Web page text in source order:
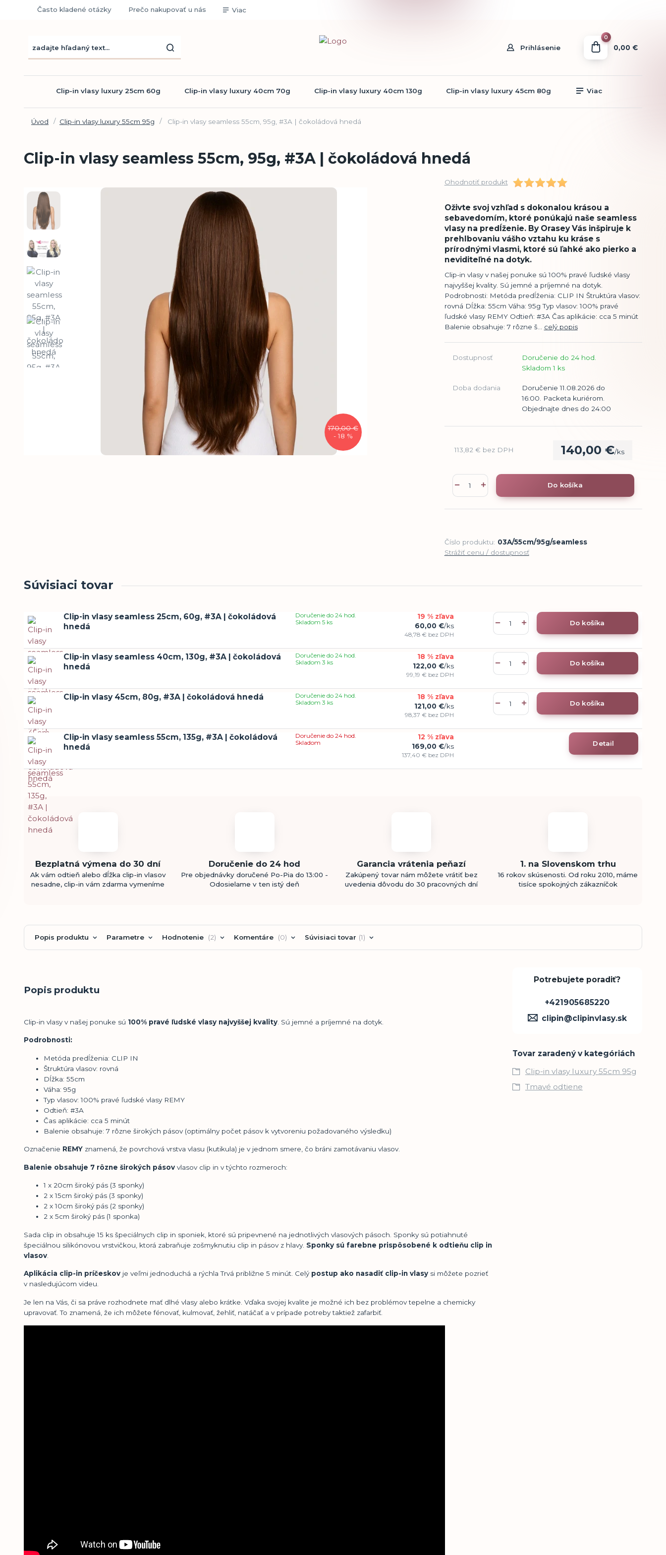
Často kladené otázky Prečo nakupovať u nás Viac
Prihlásenie
0
0,00 €
Clip-in vlasy luxury 25cm 60g Clip-in vlasy luxury 40cm 70g Clip-in vlasy luxury 40cm 130g Clip-in vlasy luxury 45cm 80g Viac
Úvod Clip-in vlasy luxury 55cm 95g Clip-in vlasy seamless 55cm, 95g, #3A | čokoládová hnedá
Clip-in vlasy seamless 55cm, 95g, #3A | čokoládová hnedá
170,00 €
- 18 %
Ohodnotiť produkt
Oživte svoj vzhľad s dokonalou krásou a
sebavedomím, ktoré ponúkajú naše seamless
vlasy na predĺženie. By Orasey Vás inšpiruje k
prehlbovaniu vášho vztahu ku kráse s
prírodnými vlasmi, ktoré sú ľahké ako pierko a
neviditeľné na dotyk.
Clip-in vlasy v našej ponuke sú 100% pravé ľudské vlasy
najvyššej kvality. Sú jemné a príjemné na dotyk.
Podrobnosti: Metóda predĺženia: CLIP IN Štruktúra vlasov:
rovná Dĺžka: 55cm Váha: 95g Typ vlasov: 100% pravé
ľudské vlasy REMY Odtieň: #3A Čas aplikácie: cca 5 minút
Balenie obsahuje: 7 rôzne š... celý popis
Dostupnosť
Doručenie do 24 hod.
Skladom 1 ks
Doba dodania
Doručenie 11.08.2026 do
16:00. Packeta kuriérom.
Objednajte dnes do 24:00
140,00 €/ks
113,82 € bez DPH
Do košíka
Číslo produktu: 03A/55cm/95g/seamless
Strážiť cenu / dostupnosť
Súvisiaci tovar
Clip-in vlasy seamless 25cm, 60g, #3A | čokoládová
hnedá
19 % zľava
60,00 €/ks
48,78 € bez DPH
Doručenie do 24 hod.
Skladom 5 ks
Do košíka
Clip-in vlasy seamless 40cm, 130g, #3A | čokoládová
hnedá
18 % zľava
122,00 €/ks
99,19 € bez DPH
Doručenie do 24 hod.
Skladom 3 ks
Do košíka
Clip-in vlasy 45cm, 80g, #3A | čokoládová hnedá
18 % zľava
121,00 €/ks
98,37 € bez DPH
Doručenie do 24 hod.
Skladom 3 ks
Do košíka
Clip-in vlasy seamless 55cm, 135g, #3A | čokoládová
hnedá
12 % zľava
169,00 €/ks
137,40 € bez DPH
Doručenie do 24 hod.
Skladom
Detail
Bezplatná výmena do 30 dní
Ak vám odtieň alebo dĺžka clip-in vlasov
nesadne, clip-in vám zdarma vymeníme
Doručenie do 24 hod
Pre objednávky doručené Po-Pia do 13:00 -
Odosielame v ten istý deň
Garancia vrátenia peňazí
Zakúpený tovar nám môžete vrátiť bez
uvedenia dôvodu do 30 pracovných dní
1. na Slovenskom trhu
16 rokov skúsenosti. Od roku 2010, máme
tisíce spokojných zákazníčok
Popis produktu Parametre Hodnotenie 2 Komentáre 0 Súvisiaci tovar 1
Popis produktu
Clip-in vlasy v našej ponuke sú 100% pravé ľudské vlasy najvyššej kvality . Sú jemné a príjemné na dotyk.
Podrobnosti:
Metóda predĺženia: CLIP IN
Štruktúra vlasov: rovná
Dĺžka: 55cm
Váha: 95g
Typ vlasov: 100% pravé ľudské vlasy REMY
Odtieň: #3A
Čas aplikácie: cca 5 minút
Balenie obsahuje: 7 rôzne širokých pásov (optimálny počet pásov k vytvoreniu požadovaného výsledku)
Označenie REMY znamená, že povrchová vrstva vlasu (kutikula) je v jednom smere, čo bráni zamotávaniu vlasov.
Balenie obsahuje 7 rôzne širokých pásov vlasov clip in v týchto rozmeroch:
1 x 20cm široký pás (3 sponky)
2 x 15cm široký pás (3 sponky)
2 x 10cm široký pás (2 sponky)
2 x 5cm široký pás (1 sponka)
Sada clip in obsahuje 15 ks špeciálnych clip in sponiek, ktoré sú pripevnené na jednotlivých vlasových pásoch. Sponky sú potiahnuté
špeciálnou silikónovou vrstvičkou, ktorá zabraňuje zošmyknutiu clip in pásov z hlavy. Sponky sú farebne prispôsobené k odtieňu clip in
vlasov
Aplikácia clip-in príčeskov je veľmi jednoduchá a rýchla Trvá približne 5 minút. Celý postup ako nasadiť clip-in vlasy si môžete pozrieť
v nasledujúcom videu.
Je len na Vás, či sa práve rozhodnete mať dlhé vlasy alebo krátke. Vďaka svojej kvalite je možné ich bez problémov tepelne a chemicky
upravovať. To znamená, že ich môžete fénovať, kulmovať, žehliť, natáčať a v prípade potreby taktiež zafarbiť.
Potrebujete poradiť?
+421905685220
clipin@clipinvlasy.sk
Tovar zaradený v kategóriách
Clip-in vlasy luxury 55cm 95g
Tmavé odtiene